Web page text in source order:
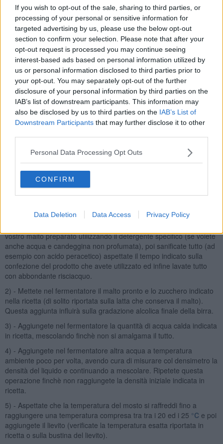
If you wish to opt-out of the sale, sharing to third parties, or
processing of your personal or sensitive information for
targeted advertising by us, please use the below opt-out
section to confirm your selection. Please note that after your
opt-out request is processed you may continue seeing
interest-based ads based on personal information utilized by
us or personal information disclosed to third parties prior to
your opt-out. You may separately opt-out of the further
disclosure of your personal information by third parties on the
IAB’s list of downstream participants. This information may
also be disclosed by us to third parties on the IAB’s List of
Downstream Participants that may further disclose it to other
Personal Data Processing Opt Outs
CONFIRM
Data Deletion Data Access Privacy Policy
complessità e varietà meriterebbe un articolo a parte. Sui vari siti
specializzati trovate detergenti e sanificanti di vario tipo e dai prezzi
più disparati, contattate i rivenditori e chiedete a loro (oppure
contattatemi in privato, vi consiglio io).
Un altro errore da evitare e comprare un kit con la tappatrice a
leve, a mio avviso durano poco e non sono abbastanza efficienti.
Se comprate le attrezzature singolarmente comprate una
tappatrice a colonna.
Dove comprare kit, attrezzature o malti preparati?
Esistono diversi siti web specializzati nella vendita di prodotti per
microbirrifici ed homebrewers. Nonostante l’emergenza sono attivi
fatta in casa” su Google (se ciò non basta a chiarire i vostri dubbi,
scrivetemi).
Una volta che avrete il libro con tutte le informazioni necessarie, il
kit con il malto preparato e tutte le attrezzature che servono, potete
iniziare a fare la birra seguendo le prossime indicazioni.
La vostra prima birra fatta in casa in 10 mosse.
vostro malto preparato utilizzando il detergente specifico (se volete
anche acqua e candeggina non profumata), poi sanificate tutto (ad
esempio con acido peracetico) aspettate il tempo indicato sulla
confezione del prodotto che avete utilizzato ed infine lavate tutto
con abbondante risciacquo.
2) - Mettete nel fermentatore il malto pronto e lo zucchero indicato
nella ricetta (di solito riportata sulla latta che conserva il malto).
Questa aggiunta influirà sulla gradazione alcolica finale della birra.
3) - Aggiungete nel fermentatore la quantità di acqua calda indicata
in ricetta, mescolando finchè non si amalgama il tutto.
4) - Aggiungete nel fermentatore altra acqua a temperatura
ambiente poco per volta, avendo cura di misurare col densimetro la
densità del liquido e continuando a mescolare. Ripetete questa
operazione finchè non raggiungete la densità iniziale indicata in
ricetta.
5) - Aspettate che la temperatura del mosto si raffreddi fino a
raggiungere una temperatura compresa tra tra i 20 ed i 25 °C e poi
aggiungete il lievito (verificate la temperatura esatta riportata in
ricetta o sulla bustina del lievito).